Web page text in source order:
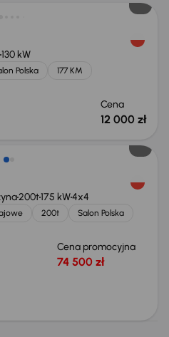
130 kW
Polska
177 KM
Cena
12 000 zł
200t175 kW4x4
200t
Salon Polska
Cena promocyjna
74 500 zł